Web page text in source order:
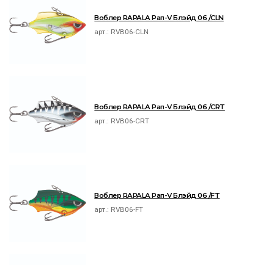
Воблер RAPALA Рап-V Блэйд 06 /CLN
арт.: RVB06-CLN
Воблер RAPALA Рап-V Блэйд 06 /CRT
арт.: RVB06-CRT
Воблер RAPALA Рап-V Блэйд 06 /FT
арт.: RVB06-FT